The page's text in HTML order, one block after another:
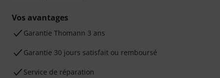
Vos avantages
Ga­ran­tie Thomann 3 ans
Garantie 30 jours satisfait ou remboursé
Service de réparation